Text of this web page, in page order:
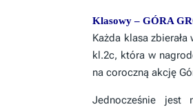
Klasowy – GÓRA
Każda klasa
kl.2c, która w
na coroczną akcję
Jednocześnie jest